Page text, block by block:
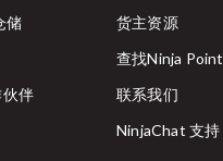
储
伙伴
货主资源
查找Ninja Point
联系我们
NinjaChat 支持